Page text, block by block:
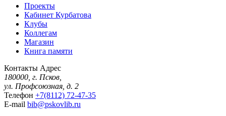
Проекты
Кабинет Курбатова
Клубы
Коллегам
Магазин
Книга памяти
Контакты Адрес
180000, г. Псков,
ул. Профсоюзная, д. 2
Телефон +7(8112) 72-47-35
E-mail bib@pskovlib.ru